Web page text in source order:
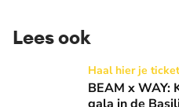
Lees ook
BEAM x WAY: Kom naar
Haal hier je
BEAM x WAY: